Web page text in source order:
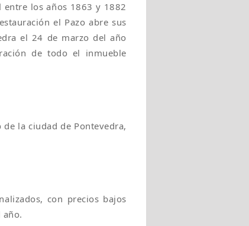
los años 1863 y 1882
el Pazo abre sus
el 24 de marzo del año
de todo el inmueble
la ciudad de Pontevedra,
con precios bajos
año.